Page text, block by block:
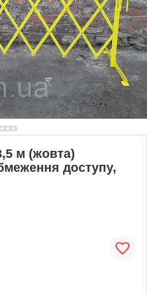
м (жовта)
доступу,